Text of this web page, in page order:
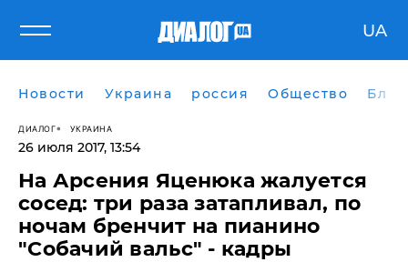
UA
Новости Украина россия Общество
ДИАЛОГ УКРАИНА
26 июля 2017, 13:54
На Арсения Яценюка жалуется
сосед: три раза затапливал, по
ночам бренчит на пианино
"Собачий вальс" - кадры